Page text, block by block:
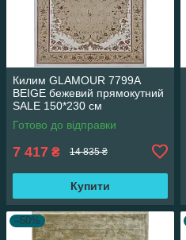
Килим GLAMOUR 7799A
BEIGE бежевий прямокутний
SALE 150*230 см
Готово до відправки
7 417 ₴ 14 835 ₴
Купити
–50%